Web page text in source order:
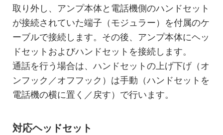
取り外し、アンプ本体と電話機側のハンドセット
が接続されていた端子（モジュラー）を付属のケ
ーブルで接続します。その後、アンプ本体にヘッ
ドセットおよびハンドセットを接続します。
通話を行う場合は、ハンドセットの上げ下げ（オ
ンフック／オフフック）は手動（ハンドセットを
電話機の横に置く／戻す）で行います。
対応ヘッドセット